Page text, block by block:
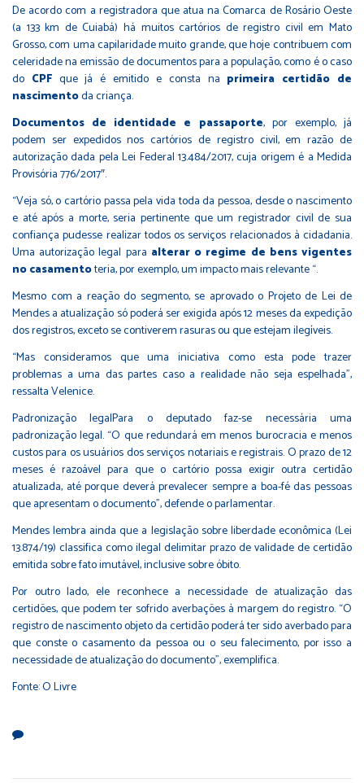
De acordo com a registradora que atua na Comarca de Rosário Oeste
(a 133 km de Cuiabá) há muitos cartórios de registro civil em Mato
Grosso, com uma capilaridade muito grande, que hoje contribuem com
celeridade na emissão de documentos para a população, como é o caso
do CPFque já é emitido e consta na primeira certidão de
nascimentoda criança.
Documentos de identidade e passaporte, por exemplo, já
podem ser expedidos nos cartórios de registro civil, em razão de
autorização dada pela Lei Federal 13.484/2017, cuja origem é a Medida
Provisória 776/2017″.
“Veja só, o cartório passa pela vida toda da pessoa, desde o nascimento
e até após a morte, seria pertinente que um registrador civil de sua
confiança pudesse realizar todos os serviços relacionados à cidadania.
Uma autorização legal para alterar o regime de bens vigentes
no casamentoteria, por exemplo, um impacto mais relevante “.
Mesmo com a reação do segmento, se aprovado o Projeto de Lei de
Mendes a atualização só poderá ser exigida após 12 meses da expedição
dos registros, exceto se contiverem rasuras ou que estejam ilegíveis.
“Mas consideramos que uma iniciativa como esta pode trazer
problemas a uma das partes caso a realidade não seja espelhada”,
ressalta Velenice.
Padronização legalPara o deputado faz-se necessária uma
padronização legal. “O que redundará em menos burocracia e menos
custos para os usuários dos serviços notariais e registrais. O prazo de 12
meses é razoável para que o cartório possa exigir outra certidão
atualizada, até porque deverá prevalecer sempre a boa-fé das pessoas
que apresentam o documento”, defende o parlamentar.
Mendes lembra ainda que a legislação sobre liberdade econômica (Lei
13.874/19) classifica como ilegal delimitar prazo de validade de certidão
emitida sobre fato imutável, inclusive sobre óbito.
Por outro lado, ele reconhece a necessidade de atualização das
certidões, que podem ter sofrido averbações à margem do registro. “O
registro de nascimento objeto da certidão poderá ter sido averbado para
que conste o casamento da pessoa ou o seu falecimento, por isso a
necessidade de atualização do documento”, exemplifica.
Fonte: O Livre